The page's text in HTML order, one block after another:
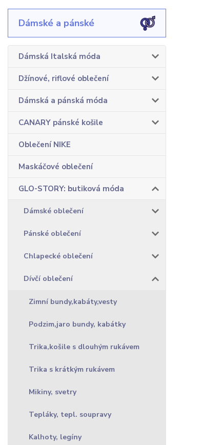
Dámské a pánské
Dámská Italská móda
Džínové, riflové oblečení
Dámská a pánská móda
CANARY pánské košile
Oblečení NIKE
Maskáčové oblečení
GLO-STORY: butiková móda
Dámské oblečení
Pánské oblečení
Chlapecké oblečení
Dívčí oblečení
Zimní bundy,kabáty,vesty
Podzim,jaro bundy, kabátky
Trika,košile s dlouhým rukávem
Trika s krátkým rukávem
Mikiny, svetry
Tepláky, tepl. soupravy
Kalhoty, legíny